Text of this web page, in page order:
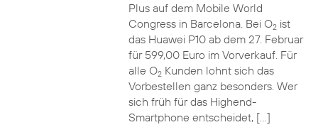
Plus auf dem Mobile World
Congress in Barcelona. Bei O2ist
das Huawei P10 ab dem 27. Februar
für 599,00 Euro im Vorverkauf. Für
alle O2Kunden lohnt sich das
Vorbestellen ganz besonders. Wer
sich früh für das Highend-
Smartphone entscheidet, […]